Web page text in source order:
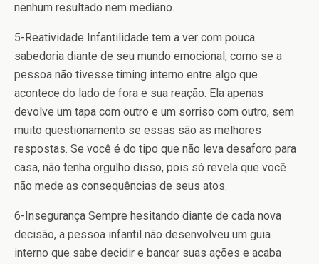
nenhum resultado nem mediano.
5-Reatividade Infantilidade tem a ver com pouca
sabedoria diante de seu mundo emocional, como se a
pessoa não tivesse timing interno entre algo que
acontece do lado de fora e sua reação. Ela apenas
devolve um tapa com outro e um sorriso com outro, sem
muito questionamento se essas são as melhores
respostas. Se você é do tipo que não leva desaforo para
casa, não tenha orgulho disso, pois só revela que você
não mede as consequências de seus atos.
6-Insegurança Sempre hesitando diante de cada nova
decisão, a pessoa infantil não desenvolveu um guia
interno que sabe decidir e bancar suas ações e acaba